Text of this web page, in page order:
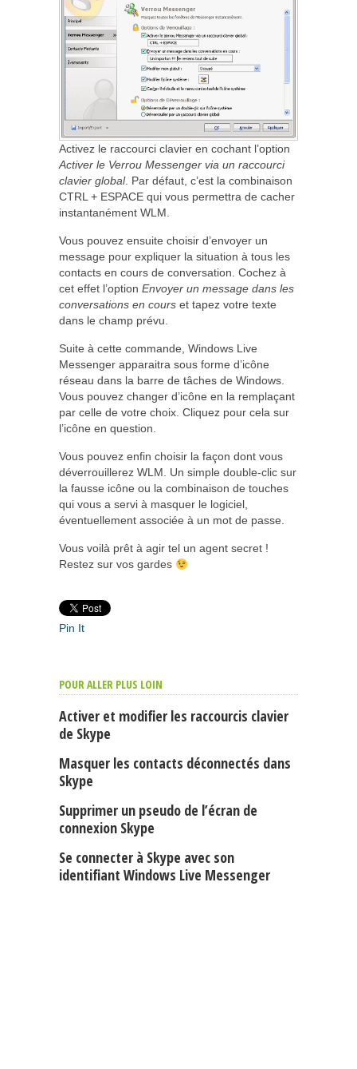
Activez le raccourci clavier en cochant l’option
Activer le Verrou Messenger via un raccourci
clavier global. Par défaut, c’est la combinaison
CTRL + ESPACE qui vous permettra de cacher
instantanément WLM.
Vous pouvez ensuite choisir d’envoyer un
message pour expliquer la situation à tous les
contacts en cours de conversation. Cochez à
cet effet l’option Envoyer un message dans les
conversations en cours et tapez votre texte
dans le champ prévu.
Suite à cette commande, Windows Live
Messenger apparaitra sous forme d’icône
réseau dans la barre de tâches de Windows.
Vous pouvez changer d’icône en la remplaçant
par celle de votre choix. Cliquez pour cela sur
l’icône en question.
Vous pouvez enfin choisir la façon dont vous
déverrouillerez WLM. Un simple double-clic sur
la fausse icône ou la combinaison de touches
qui vous a servi à masquer le logiciel,
éventuellement associée à un mot de passe.
Vous voilà prêt à agir tel un agent secret !
Restez sur vos gardes
Pin It
POUR ALLER PLUS LOIN
Activer et modifier les raccourcis clavier
de Skype
Masquer les contacts déconnectés dans
Skype
Supprimer un pseudo de l’écran de
connexion Skype
Se connecter à Skype avec son
identifiant Windows Live Messenger